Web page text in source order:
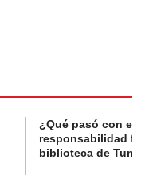
¿Qué pasó con el
responsabilidad
biblioteca de